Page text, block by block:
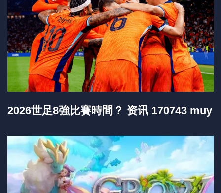
2026世足8強比賽時間？ 资讯 170743 muy